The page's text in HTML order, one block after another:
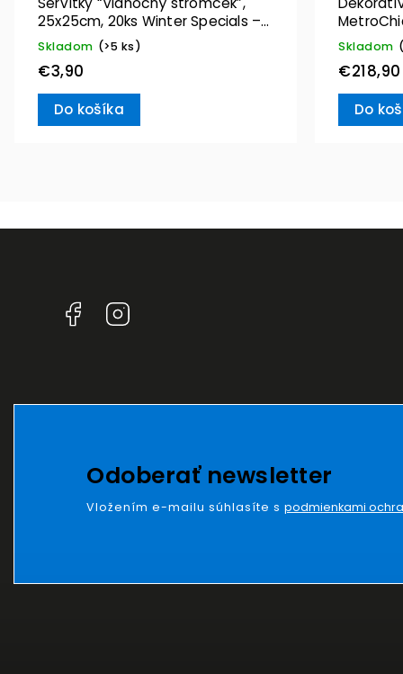
25x25cm, 20ks Winter Specials –
Villeroy & Boch
Skladom (>5 ks)
€3,90
Do košíka
Boch
Skladom
€218,90
Do
Facebook
Odoberať newsletter
Vložením e-mailu súhlasíte s podmienkami